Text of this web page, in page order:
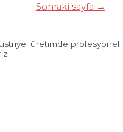
Sonraki sayfa →
üretimde profesyonel